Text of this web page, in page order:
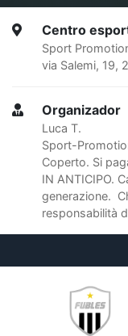
Centro
Sport
via Salemi, 19,
Organizador
Luca T.
Sport-
Coperto. Si
IN ANTICIPO.
generazione.
responsabilità